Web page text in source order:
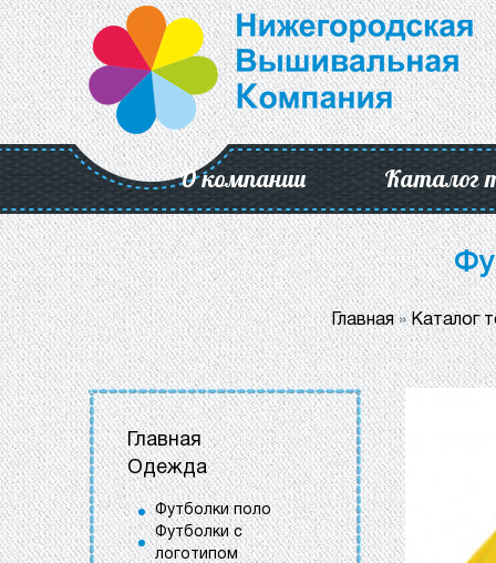
О компании Каталог
Главная»Каталог
Главная
Одежда
Футболки поло
Футболки с
логотипом